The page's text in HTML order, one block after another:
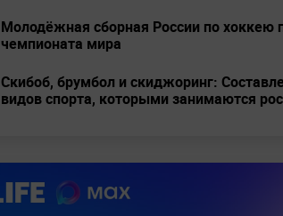
Молодёжная сборная России по
чемпионата мира
Скибоб, брумбол и скиджоринг:
видов спорта, которыми занимаются